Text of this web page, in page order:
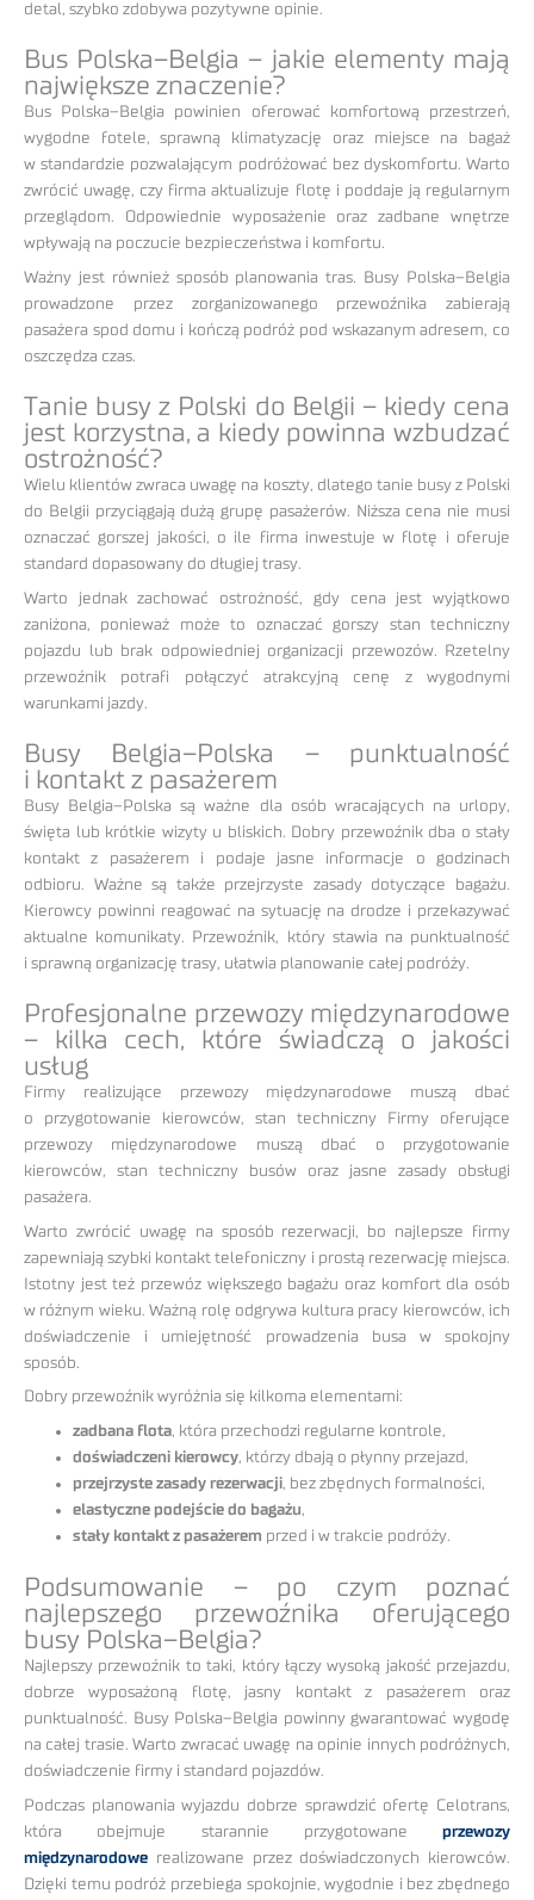
detal, szybko zdobywa pozytywne opinie.
Bus Polska–Belgia – jakie elementy mają
największe znaczenie?
Bus Polska–Belgia powinien oferować komfortową przestrzeń,
wygodne fotele, sprawną klimatyzację oraz miejsce na bagaż
w standardzie pozwalającym podróżować bez dyskomfortu. Warto
zwrócić uwagę, czy firma aktualizuje flotę i poddaje ją regularnym
przeglądom. Odpowiednie wyposażenie oraz zadbane wnętrze
wpływają na poczucie bezpieczeństwa i komfortu.
Ważny jest również sposób planowania tras. Busy Polska–Belgia
prowadzone przez zorganizowanego przewoźnika zabierają
pasażera spod domu i kończą podróż pod wskazanym adresem, co
oszczędza czas.
Tanie busy z Polski do Belgii – kiedy cena
jest korzystna, a kiedy powinna wzbudzać
ostrożność?
Wielu klientów zwraca uwagę na koszty, dlatego tanie busy z Polski
do Belgii przyciągają dużą grupę pasażerów. Niższa cena nie musi
oznaczać gorszej jakości, o ile firma inwestuje w flotę i oferuje
standard dopasowany do długiej trasy.
Warto jednak zachować ostrożność, gdy cena jest wyjątkowo
zaniżona, ponieważ może to oznaczać gorszy stan techniczny
pojazdu lub brak odpowiedniej organizacji przewozów. Rzetelny
przewoźnik potrafi połączyć atrakcyjną cenę z wygodnymi
warunkami jazdy.
Busy Belgia–Polska – punktualność
i kontakt z pasażerem
Busy Belgia–Polska są ważne dla osób wracających na urlopy,
święta lub krótkie wizyty u bliskich. Dobry przewoźnik dba o stały
kontakt z pasażerem i podaje jasne informacje o godzinach
odbioru. Ważne są także przejrzyste zasady dotyczące bagażu.
Kierowcy powinni reagować na sytuację na drodze i przekazywać
aktualne komunikaty. Przewoźnik, który stawia na punktualność
i sprawną organizację trasy, ułatwia planowanie całej podróży.
Profesjonalne przewozy międzynarodowe
– kilka cech, które świadczą o jakości
usług
Firmy realizujące przewozy międzynarodowe muszą dbać
o przygotowanie kierowców, stan techniczny Firmy oferujące
przewozy międzynarodowe muszą dbać o przygotowanie
kierowców, stan techniczny busów oraz jasne zasady obsługi
pasażera.
Warto zwrócić uwagę na sposób rezerwacji, bo najlepsze firmy
zapewniają szybki kontakt telefoniczny i prostą rezerwację miejsca.
Istotny jest też przewóz większego bagażu oraz komfort dla osób
w różnym wieku. Ważną rolę odgrywa kultura pracy kierowców, ich
doświadczenie i umiejętność prowadzenia busa w spokojny
sposób.
Dobry przewoźnik wyróżnia się kilkoma elementami:
zadbana flota, która przechodzi regularne kontrole,
doświadczeni kierowcy, którzy dbają o płynny przejazd,
przejrzyste zasady rezerwacji, bez zbędnych formalności,
elastyczne podejście do bagażu,
stały kontakt z pasażerem przed i w trakcie podróży.
Podsumowanie – po czym poznać
najlepszego przewoźnika oferującego
busy Polska–Belgia?
Najlepszy przewoźnik to taki, który łączy wysoką jakość przejazdu,
dobrze wyposażoną flotę, jasny kontakt z pasażerem oraz
punktualność. Busy Polska–Belgia powinny gwarantować wygodę
na całej trasie. Warto zwracać uwagę na opinie innych podróżnych,
doświadczenie firmy i standard pojazdów.
Podczas planowania wyjazdu dobrze sprawdzić ofertę Celotrans,
która obejmuje starannie przygotowane przewozy
międzynarodowe realizowane przez doświadczonych kierowców.
Dzięki temu podróż przebiega spokojnie, wygodnie i bez zbędnego